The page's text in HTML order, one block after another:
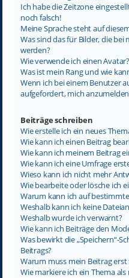
Ich habe die Zeitzone
noch falsch!
Meine Sprache steht auf
Was sind das für Bilder, die
werden?
Wie verwende ich einen Avatar?
Was ist mein Rang und wie
Wenn ich bei einem Benutzer
aufgefordert, mich
Beiträge schreiben
Wie erstelle ich ein neues
Wie kann ich einen Beitrag
Wie kann ich meinem Beitrag
Wie kann ich eine Umfrage
Wieso kann ich nicht mehr
Wie bearbeite oder lösche ich
Warum kann ich auf
Weshalb kann ich keine
Weshalb wurde ich verwarnt?
Wie kann ich Beiträge den
Was bewirkt die „Speichern“-
Beitrags?
Warum muss mein Beitrag
Wie markiere ich ein Thema als